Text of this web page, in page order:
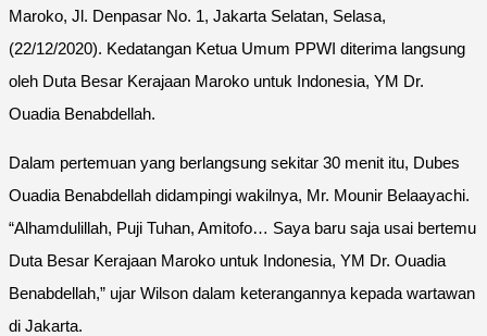
Maroko, Jl. Denpasar No. 1, Jakarta Selatan, Selasa,
(22/12/2020). Kedatangan Ketua Umum PPWI diterima langsung
oleh Duta Besar Kerajaan Maroko untuk Indonesia, YM Dr.
Ouadia Benabdellah.
Dalam pertemuan yang berlangsung sekitar 30 menit itu, Dubes
Ouadia Benabdellah didampingi wakilnya, Mr. Mounir Belaayachi.
“Alhamdulillah, Puji Tuhan, Amitofo… Saya baru saja usai bertemu
Duta Besar Kerajaan Maroko untuk Indonesia, YM Dr. Ouadia
Benabdellah,” ujar Wilson dalam keterangannya kepada wartawan
di Jakarta.